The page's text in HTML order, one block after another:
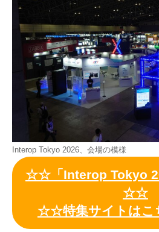
Interop Tokyo 2026、会場の模様
☆☆「Interop Tokyo
☆☆
☆☆特集サイトは